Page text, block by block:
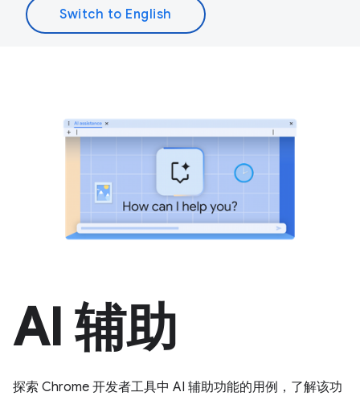
AI 辅助
探索 Chrome 开发者工具中 AI 辅助功能的用例，了解该功